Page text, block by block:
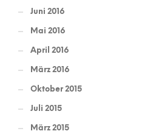
Juni 2016
Mai 2016
April 2016
März 2016
Oktober 2015
Juli 2015
März 2015